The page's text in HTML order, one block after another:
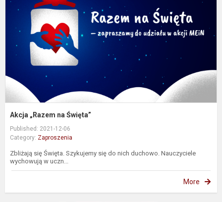
Akcja „Razem na Święta”
Published: 2021-12-06
Category: Zaproszenia
Zbliżają się Święta. Szykujemy się do nich duchowo. Nauczyciele
wychowują w uczn...
More